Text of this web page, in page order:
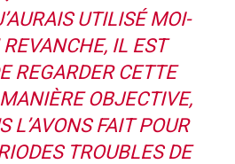
UTILISÉ MOI-
IL EST
REGARDER CETTE
OBJECTIVE,
L’AVONS FAIT POUR
TROUBLES DE